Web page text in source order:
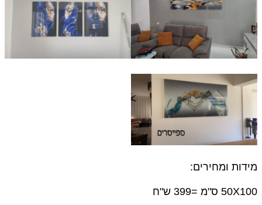
מידות ומחירים:
50X100 ס"מ =399 ש"ח